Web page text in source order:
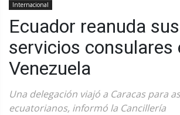
Internacional
Ecuador reanuda sus
servicios consulares
Venezuela
Una delegación viajó a Caracas para
ecuatorianos, informó la Cancillería